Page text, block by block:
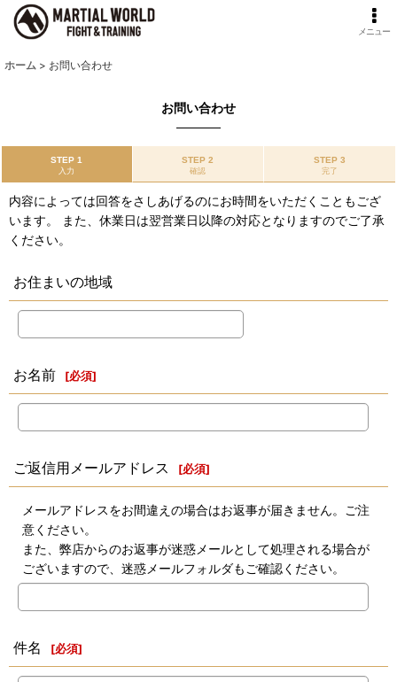
メニュー
ホーム > お問い合わせ
お問い合わせ
STEP 1
入力
STEP 2
確認
STEP 3
完了
内容によっては回答をさしあげるのにお時間をいただくこともござ
います。 また、休業日は翌営業日以降の対応となりますのでご了承
ください。
お住まいの地域
お名前 [必須]
ご返信用メールアドレス [必須]
メールアドレスをお間違えの場合はお返事が届きません。ご注
意ください。
また、弊店からのお返事が迷惑メールとして処理される場合が
ございますので、迷惑メールフォルダもご確認ください。
件名 [必須]